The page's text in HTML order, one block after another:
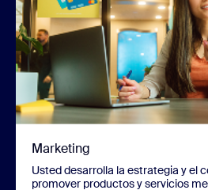
Marketing
Usted desarrolla la estrategia y el
promover productos y servicios